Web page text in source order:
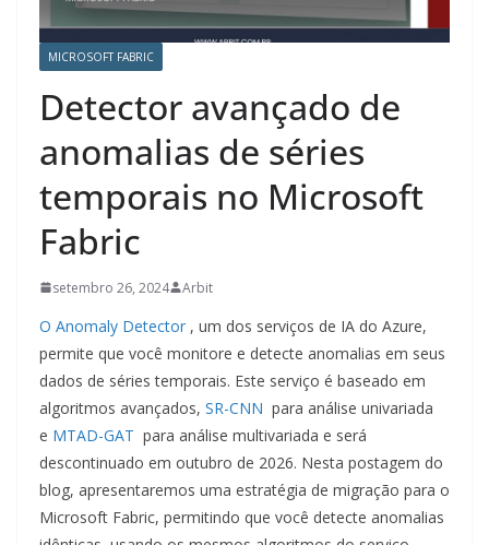
MICROSOFT FABRIC
Detector avançado de
anomalias de séries
temporais no Microsoft
Fabric
setembro 26, 2024 Arbit
O Anomaly Detector , um dos serviços de IA do Azure,
permite que você monitore e detecte anomalias em seus
dados de séries temporais. Este serviço é baseado em
algoritmos avançados, SR-CNN para análise univariada
e MTAD-GAT para análise multivariada e será
descontinuado em outubro de 2026. Nesta postagem do
blog, apresentaremos uma estratégia de migração para o
Microsoft Fabric, permitindo que você detecte anomalias